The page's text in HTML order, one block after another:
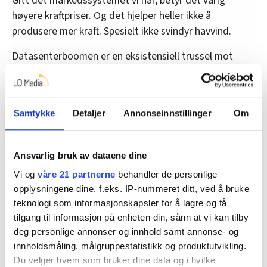
Samtykke Detaljer Annonseinnstillinger Om
Ansvarlig bruk av dataene dine
Vi og våre 21 partnerne behandler de personlige
opplysningene dine, f.eks. IP-nummeret ditt, ved å bruke
teknologi som informasjonskapsler for å lagre og få
tilgang til informasjon på enheten din, sånn at vi kan tilby
deg personlige annonser og innhold samt annonse- og
innholdsmåling, målgruppestatistikk og produktutvikling.
Du velger hvem som bruker dine data og i hvilke
høyere kraftpriser. Og det hjelper heller ikke å
produsere mer kraft. Spesielt ikke svindyr havvind.
Datasenterboomen er en eksistensiell trussel mot
industrien slik vi kjenner den i dag.
Det er på tide at LO gjør noe annet enn å rope på mer
kraft.
Ønsker du å si din mening?
Her finner du informasjon om debattinnlegg og
kronikker til FriFagbevegelse
LO Debatt Kraftbransjen Datasenter